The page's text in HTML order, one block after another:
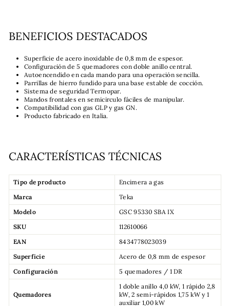
BENEFICIOS DESTACADOS
Superficie de acero inoxidable de 0,8 mm de espesor.
Configuración de 5 quemadores con doble anillo central.
Autoencendido en cada mando para una operación sencilla.
Parrillas de hierro fundido para una base estable de cocción.
Sistema de seguridad Termopar.
Mandos frontales en semicirculo fáciles de manipular.
Compatibilidad con gas GLP y gas GN.
Producto fabricado en Italia.
CARACTERÍSTICAS TÉCNICAS
Tipo de producto
Encimera a gas
Marca
Teka
Modelo
GSC 95330 SBA IX
SKU
112610066
EAN
8434778023039
Superficie
Acero de 0,8 mm de espesor
Configuración
5 quemadores / 1 DR
Quemadores
1 doble anillo 4,0 kW, 1 rápido 2,8
kW, 2 semi-rápidos 1,75 kW y 1
auxiliar 1,00 kW